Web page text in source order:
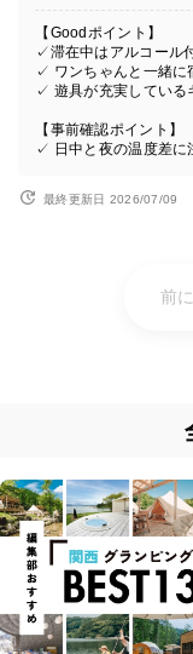
【Goodポイント】
✓滞在中はアルコール
✓ ワンちゃんと一緒に
✓ 遊具が充実している
【事前確認ポイント】
✓ 日中と夜の温度差に
最終更新日 2026/07/09
前